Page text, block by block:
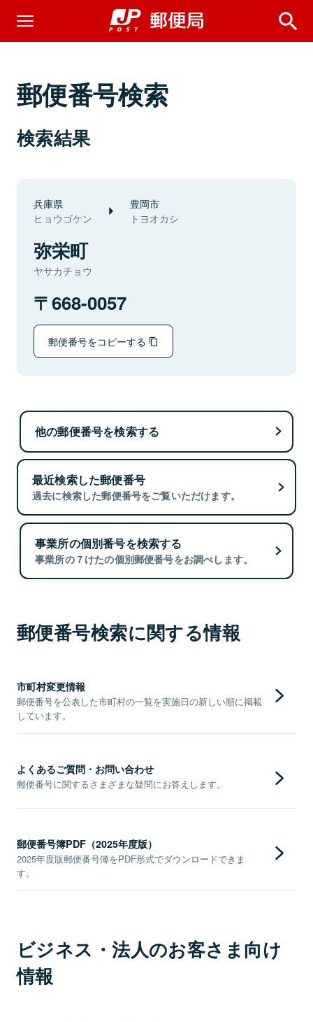
郵便番号検索
検索結果
兵庫県
ヒョウゴケン
豊岡市
トヨオカシ
弥栄町
ヤサカチョウ
668-0057
郵便番号をコピーする
他の郵便番号を検索する
最近検索した郵便番号
過去に検索した郵便番号をご覧いただけます。
事業所の個別番号を検索する
事業所の７けたの個別郵便番号をお調べします。
郵便番号検索に関する情報
市町村変更情報
郵便番号を公表した市町村の一覧を実施日の新しい順に掲載
しています。
よくあるご質問・お問い合わせ
郵便番号に関するさまざまな疑問にお答えします。
郵便番号簿PDF（2025年度版）
2025年度版郵便番号簿をPDF形式でダウンロードできま
す。
ビジネス・法人のお客さま向け
情報